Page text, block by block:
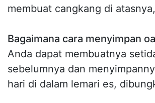
membuat cangkang di
Bagaimana cara menyimpan
Anda dapat membuatnya
sebelumnya dan
hari di dalam lemari es,